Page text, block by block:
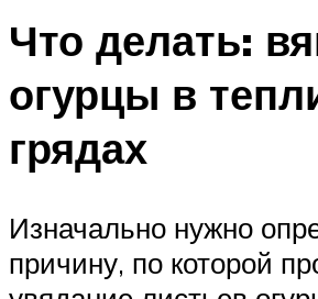
Что делать:
огурцы в
грядах
Изначально нужно
причину, по которой